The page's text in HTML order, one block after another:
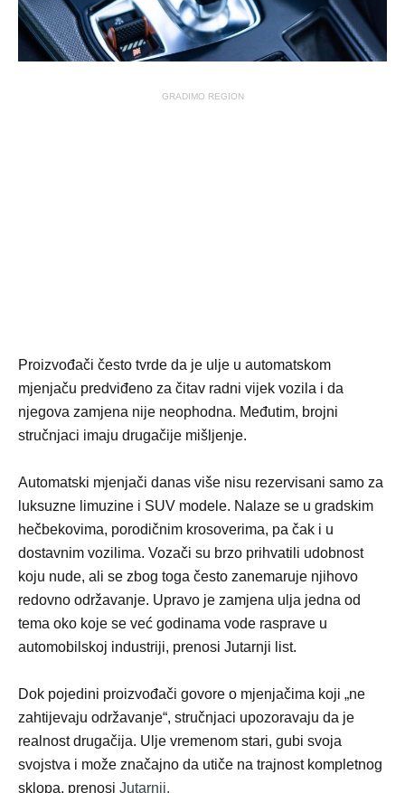
GRADIMO REGION
Proizvođači često tvrde da je ulje u automatskom
mjenjaču predviđeno za čitav radni vijek vozila i da
njegova zamjena nije neophodna. Međutim, brojni
stručnjaci imaju drugačije mišljenje.
Automatski mjenjači danas više nisu rezervisani samo za
luksuzne limuzine i SUV modele. Nalaze se u gradskim
hečbekovima, porodičnim krosoverima, pa čak i u
dostavnim vozilima. Vozači su brzo prihvatili udobnost
koju nude, ali se zbog toga često zanemaruje njihovo
redovno održavanje. Upravo je zamjena ulja jedna od
tema oko koje se već godinama vode rasprave u
automobilskoj industriji, prenosi Jutarnji list.
Dok pojedini proizvođači govore o mjenjačima koji „ne
zahtijevaju održavanje“, stručnjaci upozoravaju da je
realnost drugačija. Ulje vremenom stari, gubi svoja
svojstva i može značajno da utiče na trajnost kompletnog
sklopa, prenosi Jutarnji.